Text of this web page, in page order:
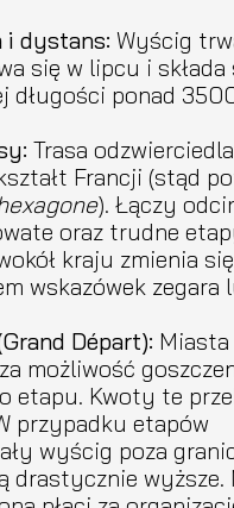
i dystans: Wyścig
się w lipcu i składa
długości ponad
Trasa odzwierciedla
Francji (stąd
). Łączy
oraz trudne
kraju zmienia
wskazówek zegara
Départ): Miasta
możliwość
etapu. Kwoty te
przypadku etapów
wyścig poza
drastycznie wyższe.